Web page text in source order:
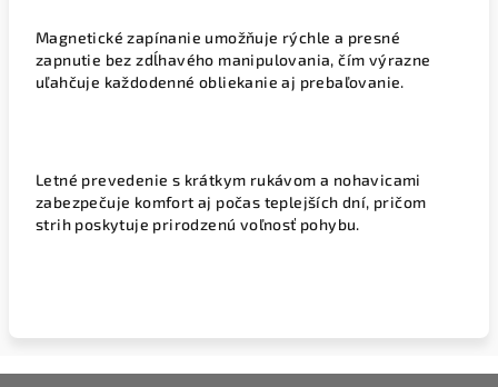
Magnetické zapínanie umožňuje rýchle a presné
zapnutie bez zdĺhavého manipulovania, čím výrazne
uľahčuje každodenné obliekanie aj prebaľovanie.
Letné prevedenie s krátkym rukávom a nohavicami
zabezpečuje komfort aj počas teplejších dní, pričom
strih poskytuje prirodzenú voľnosť pohybu.